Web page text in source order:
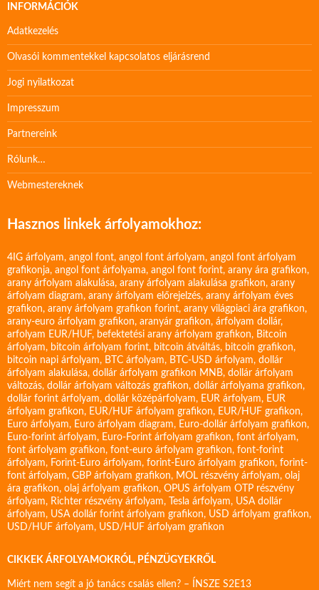
INFORMÁCIÓK
Adatkezelés
Olvasói kommentekkel kapcsolatos eljárásrend
Jogi nyilatkozat
Impresszum
Partnereink
Rólunk…
Webmestereknek
Hasznos linkek árfolyamokhoz:
4IG árfolyam, angol font, angol font árfolyam, angol font árfolyam
grafikonja, angol font árfolyama, angol font forint, arany ára grafikon,
arany árfolyam alakulása, arany árfolyam alakulása grafikon, arany
árfolyam diagram, arany árfolyam előrejelzés, arany árfolyam éves
grafikon, arany árfolyam grafikon forint, arany világpiaci ára grafikon,
arany-euro árfolyam grafikon, aranyár grafikon, árfolyam dollár,
arfolyam EUR/HUF, befektetési arany árfolyam grafikon, Bitcoin
árfolyam, bitcoin árfolyam forint, bitcoin átváltás, bitcoin grafikon,
bitcoin napi árfolyam, BTC árfolyam, BTC-USD árfolyam, dollár
árfolyam alakulása, dollár árfolyam grafikon MNB, dollár árfolyam
változás, dollár árfolyam változás grafikon, dollár árfolyama grafikon,
dollár forint árfolyam, dollár középárfolyam, EUR árfolyam, EUR
árfolyam grafikon, EUR/HUF árfolyam grafikon, EUR/HUF grafikon,
Euro árfolyam, Euro árfolyam diagram, Euro-dollár árfolyam grafikon,
Euro-forint árfolyam, Euro-Forint árfolyam grafikon, font árfolyam,
font árfolyam grafikon, font-euro árfolyam grafikon, font-forint
árfolyam, Forint-Euro árfolyam, forint-Euro árfolyam grafikon, forint-
font árfolyam, GBP árfolyam grafikon, MOL részvény árfolyam, olaj
ára grafikon, olaj árfolyam grafikon, OPUS árfolyam OTP részvény
árfolyam, Richter részvény árfolyam, Tesla árfolyam, USA dollár
árfolyam, USA dollár forint árfolyam grafikon, USD árfolyam grafikon,
USD/HUF árfolyam, USD/HUF árfolyam grafikon
CIKKEK ÁRFOLYAMOKRÓL, PÉNZÜGYEKRŐL
Miért nem segít a jó tanács csalás ellen? – ÍNSZE S2E13